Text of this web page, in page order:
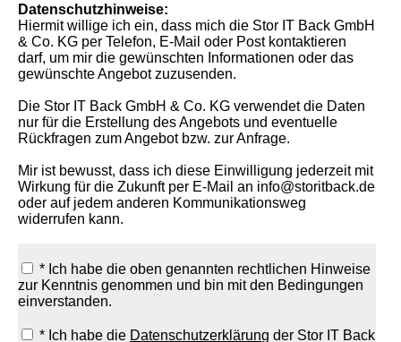
Datenschutzhinweise:
Hiermit willige ich ein, dass mich die Stor IT Back GmbH
& Co. KG per Telefon, E-Mail oder Post kontaktieren
darf, um mir die gewünschten Informationen oder das
gewünschte Angebot zuzusenden.
Die Stor IT Back GmbH & Co. KG verwendet die Daten
nur für die Erstellung des Angebots und eventuelle
Rückfragen zum Angebot bzw. zur Anfrage.
Mir ist bewusst, dass ich diese Einwilligung jederzeit mit
Wirkung für die Zukunft per E-Mail an info@storitback.de
oder auf jedem anderen Kommunikationsweg
widerrufen kann.
* Ich habe die oben genannten rechtlichen Hinweise
zur Kenntnis genommen und bin mit den Bedingungen
einverstanden.
* Ich habe die Datenschutzerklärung der Stor IT Back